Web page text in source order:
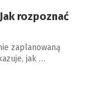
rozpoznać
zaplanowaną
jak …